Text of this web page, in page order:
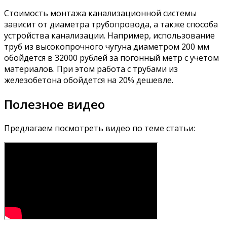
Стоимость монтажа канализационной системы
зависит от диаметра трубопровода, а также способа
устройства канализации. Например, использование
труб из высокопрочного чугуна диаметром 200 мм
обойдется в 32000 рублей за погонный метр с учетом
материалов. При этом работа с трубами из
железобетона обойдется на 20% дешевле.
Полезное видео
Предлагаем посмотреть видео по теме статьи: